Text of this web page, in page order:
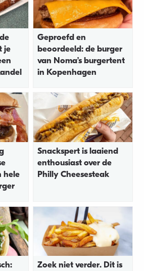
je
Geproefd en
beoordeeld: de burger
van Noma’s burgertent
in Kopenhagen
hele
Snackspert is laaiend
enthousiast over de
Philly Cheesesteak
Zoek niet verder. Dit is